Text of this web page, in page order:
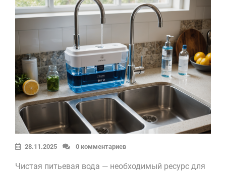
28.11.2025 0 комментариев
Чистая питьевая вода — необходимый ресурс для